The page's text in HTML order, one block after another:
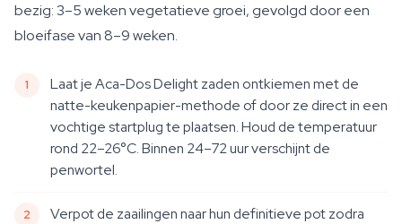
bezig: 3–5 weken vegetatieve groei, gevolgd door een
bloeifase van 8–9 weken.
Laat je Aca-Dos Delight zaden ontkiemen met de
natte-keukenpapier-methode of door ze direct in een
vochtige startplug te plaatsen. Houd de temperatuur
rond 22–26°C. Binnen 24–72 uur verschijnt de
penwortel.
Verpot de zaailingen naar hun definitieve pot zodra